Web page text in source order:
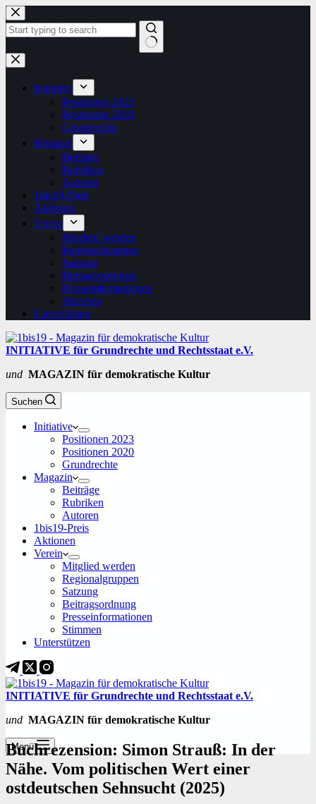
Zum
Inhalt
springen
Keine
Ergebnisse
Initiative
Positionen 2023
Positionen 2020
Grundrechte
Magazin
Beiträge
Rubriken
Autoren
1bis19-Preis
Aktionen
Verein
Mitglied werden
Regionalgruppen
Satzung
Beitragsordnung
Presseinformationen
Stimmen
Unterstützen
INITIATIVE für Grundrechte und Rechtsstaat e.V.
und MAGAZIN für demokratische Kultur
Suchen
Initiative
Positionen 2023
Positionen 2020
Grundrechte
Magazin
Beiträge
Rubriken
Autoren
1bis19-Preis
Aktionen
Verein
Mitglied werden
Regionalgruppen
Satzung
Beitragsordnung
Presseinformationen
Stimmen
Unterstützen
INITIATIVE für Grundrechte und Rechtsstaat e.V.
und MAGAZIN für demokratische Kultur
Menü
Buchrezension: Simon Strauß: In der
Nähe. Vom politischen Wert einer
ostdeutschen Sehnsucht (2025)